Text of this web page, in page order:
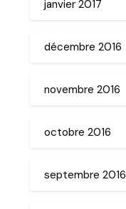
janvier 2017
décembre 2016
novembre 2016
octobre 2016
septembre 2016